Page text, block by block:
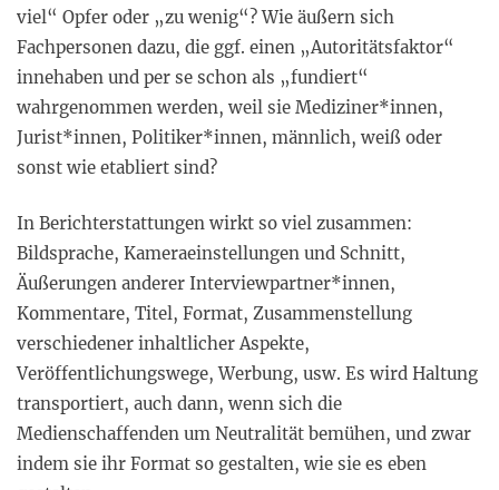
viel“ Opfer oder „zu wenig“? Wie äußern sich
Fachpersonen dazu, die ggf. einen „Autoritätsfaktor“
innehaben und per se schon als „fundiert“
wahrgenommen werden, weil sie Mediziner*innen,
Jurist*innen, Politiker*innen, männlich, weiß oder
sonst wie etabliert sind?
In Berichterstattungen wirkt so viel zusammen:
Bildsprache, Kameraeinstellungen und Schnitt,
Äußerungen anderer Interviewpartner*innen,
Kommentare, Titel, Format, Zusammenstellung
verschiedener inhaltlicher Aspekte,
Veröffentlichungswege, Werbung, usw. Es wird Haltung
transportiert, auch dann, wenn sich die
Medienschaffenden um Neutralität bemühen, und zwar
indem sie ihr Format so gestalten, wie sie es eben